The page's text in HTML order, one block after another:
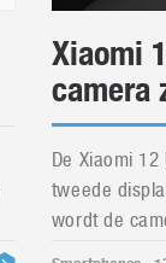
Xiaomi
camera
De Xiaomi
tweede
wordt de